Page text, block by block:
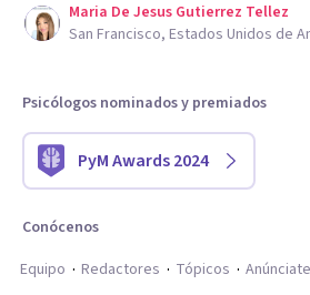
Maria De Jesus Gutierrez Tellez
San Francisco, Estados Unidos de
Psicólogos nominados y premiados
PyM Awards 2024
Conócenos
Equipo
Redactores Tópicos Anúnciate